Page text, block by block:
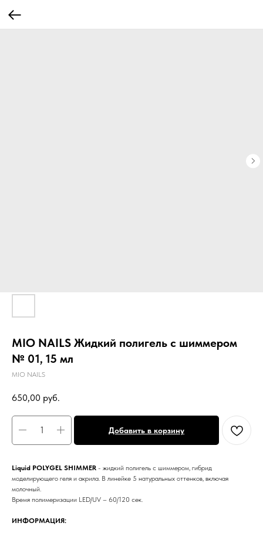
MIO NAILS Жидкий полигель с шиммером
№ 01, 15 мл
MIO NAILS
650,00 руб.
Добавить в корзину
Liquid POLYGEL SHIMMER - жидкий полигель c шиммером, гибрид
моделирующего геля и акрила. В линейке 5 натуральных оттенков, включая
молочный.
Время полимеризации LED/UV – 60/120 сек.
ИНФОРМАЦИЯ: